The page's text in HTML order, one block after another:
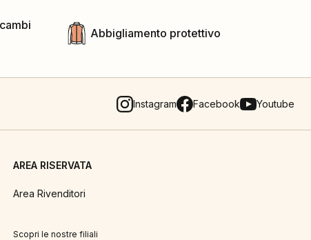
Abbigliamento protettivo
Instagram Facebook Youtube
AREA RISERVATA
Area Rivenditori
Scopri le nostre filiali